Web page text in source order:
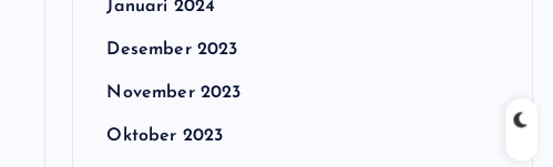
Januari 2024
Desember 2023
November 2023
Oktober 2023